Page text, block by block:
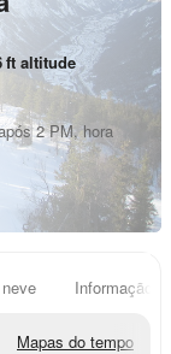
ft altitude
2 PM, hora
Informação
Mapas do tempo